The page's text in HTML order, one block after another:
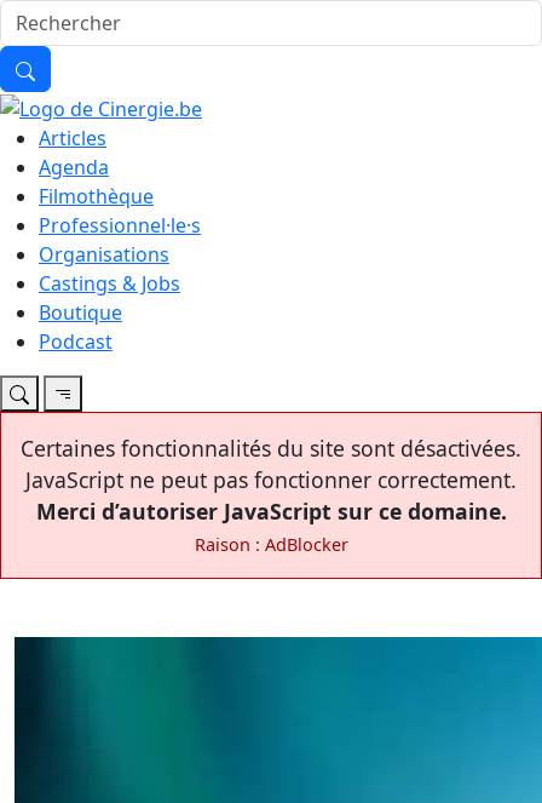
Articles
Agenda
Filmothèque
Professionnel·le·s
Organisations
Castings & Jobs
Boutique
Podcast
Certaines fonctionnalités du site sont désactivées.
JavaScript ne peut pas fonctionner correctement.
Merci d’autoriser JavaScript sur ce domaine.
Raison : AdBlocker